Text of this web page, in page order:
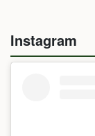
Instagram